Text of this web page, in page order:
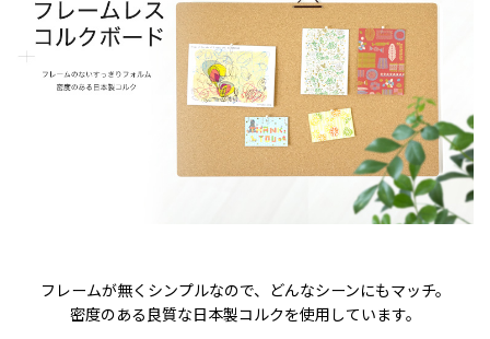
フレームが無くシンプルなので、どんなシーンにもマッチ。
密度のある良質な日本製コルクを使用しています。